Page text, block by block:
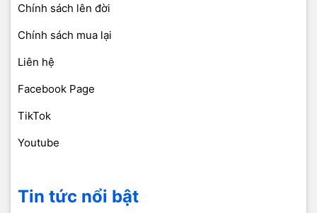
Chính sách lên đời
Chính sách mua lại
Liên hệ
Facebook Page
TikTok
Youtube
Tin tức nổi bật